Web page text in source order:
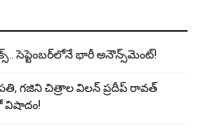
సెప్టెంబర్‌లోనే భారీ అనౌన్స్‌మెంట్!
గజిని చిత్రాల విలన్ ప్రదీప్ రావత్
విషాదం!